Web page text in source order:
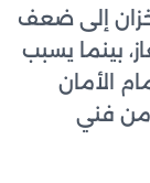
إلى ضعف
بينما يسبب
الأمان
من فني